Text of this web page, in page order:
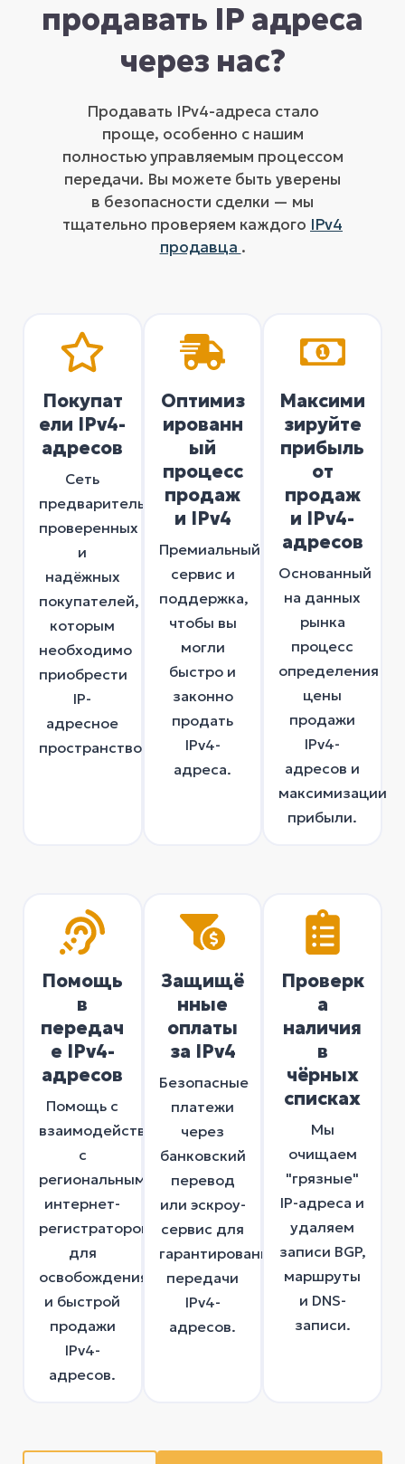
Покупат
ели IPv4-
адресов
Сеть
предварительно
проверенных
и
надёжных
покупателей,
которым
необходимо
приобрести
IP-
адресное
пространство.
Оптимиз
ированн
ый
процесс
продаж
и IPv4
Премиальный
сервис и
поддержка,
чтобы вы
могли
быстро и
законно
продать
IPv4-
адреса.
Максими
зируйте
прибыль
от
продаж
и IPv4-
адресов
Основанный
на данных
рынка
процесс
определения
цены
продажи
IPv4-
адресов и
максимизации
прибыли.
Помощь
в
передач
е IPv4-
адресов
Помощь с
взаимодействием
с
региональным
интернет-
регистратором
для
освобождения
и быстрой
продажи
IPv4-
адресов.
Защищё
нные
оплаты
за IPv4
Безопасные
платежи
через
банковский
перевод
или эскроу-
сервис для
гарантированной
передачи
IPv4-
адресов.
Проверк
а
наличия
в
чёрных
списках
Мы
очищаем
"грязные"
IP-адреса и
удаляем
записи BGP,
маршруты
и DNS-
записи.
продавать IP адреса
через нас?
Продавать IPv4-адреса стало
проще, особенно с нашим
полностью управляемым процессом
передачи. Вы можете быть уверены
в безопасности сделки — мы
тщательно проверяем каждого IPv4
продавца .